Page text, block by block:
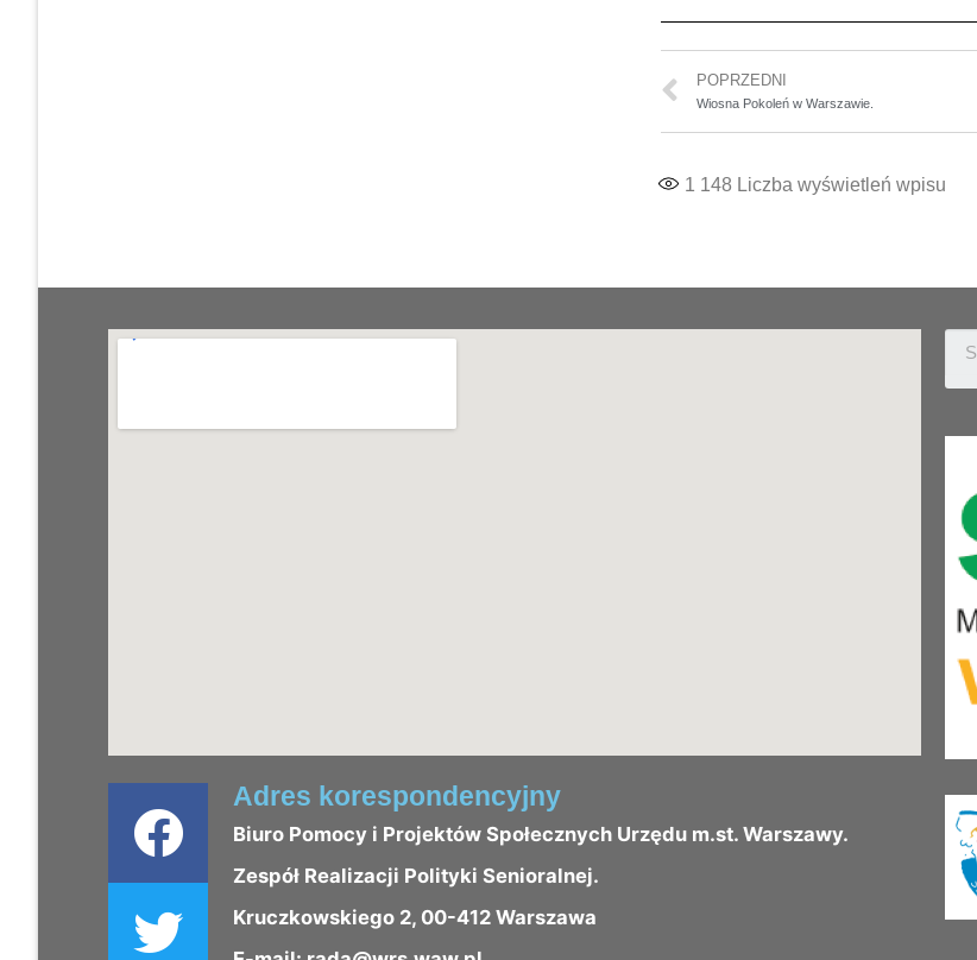
POPRZEDNI
Wiosna Pokoleń w Warszawie.
1 148 Liczba wyświetleń wpisu
Adres korespondencyjny
Biuro Pomocy i Projektów Społecznych Urzędu m.st. Warszawy.
Zespół Realizacji Polityki Senioralnej.
Kruczkowskiego 2, 00-412 Warszawa